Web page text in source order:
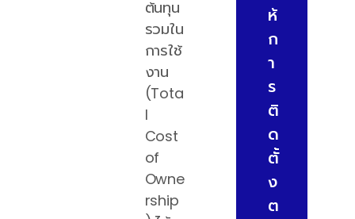
ต้นทุน
รวมใน
การใช้
งาน
(Tota
l
Cost
of
Owne
rship
ห้
ก
า
ร
ติ
ด
ตั้
ง
ต